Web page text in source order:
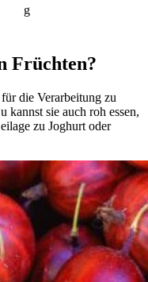
g
Früchten?
die Verarbeitung zu
kannst sie auch roh essen,
zu Joghurt oder